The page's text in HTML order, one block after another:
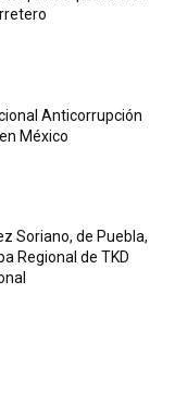
Anticorrupción
México
Soriano, de Puebla,
Regional de TKD